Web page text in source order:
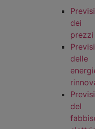
dei
prezzi
delle
del